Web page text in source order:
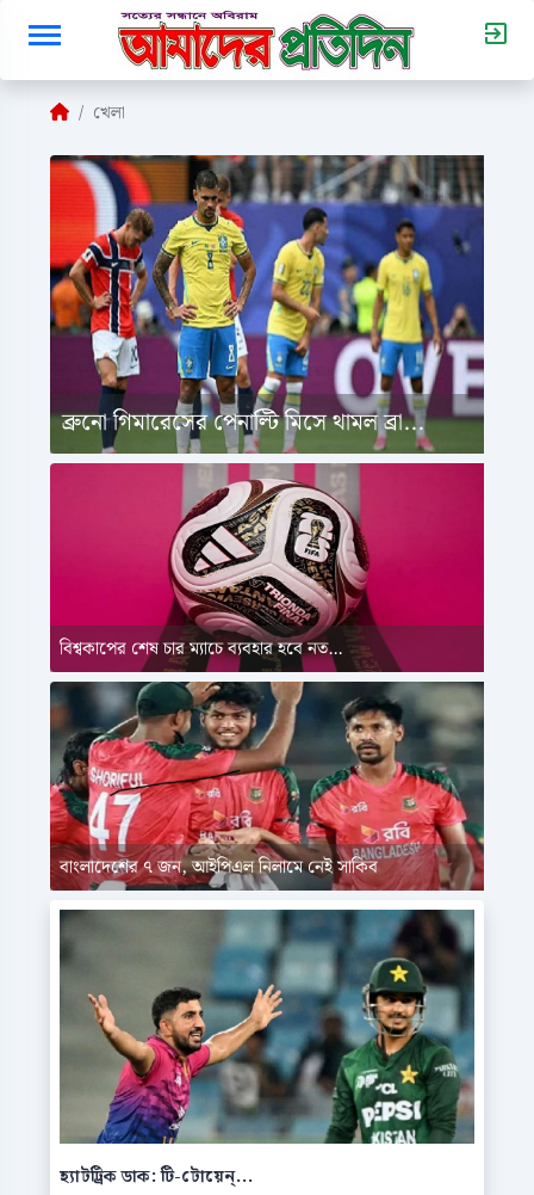
খেলা
ব্রুনো গিমারেসের পেনাল্টি মিসে থামল ব্রা...
বিশ্বকাপের শেষ চার ম্যাচে ব্যবহার হবে নত...
বাংলাদেশের ৭ জন, আইপিএল নিলামে নেই সাকিব
হ্যাটট্রিক ডাক: টি-টোয়েন্...